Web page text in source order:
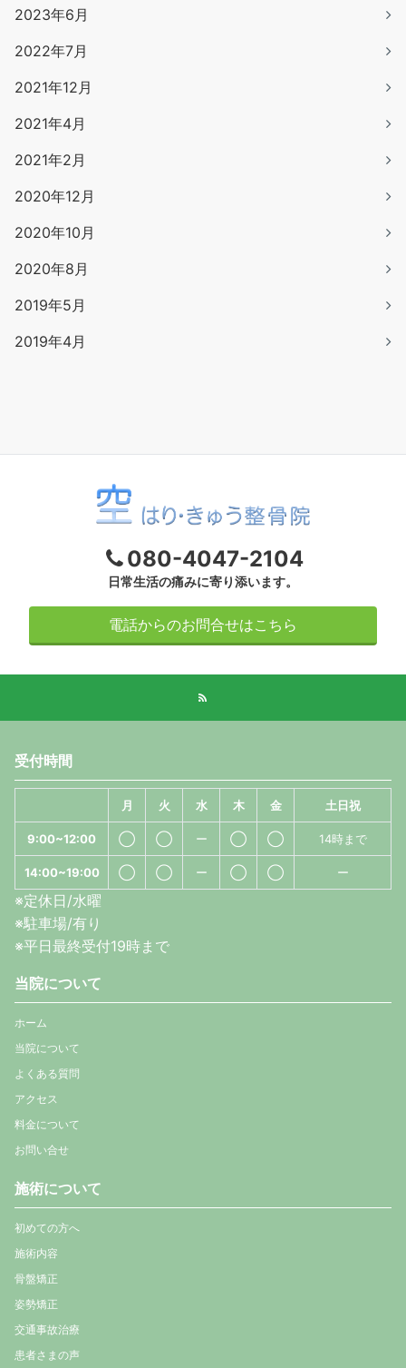
2023年6月
2022年7月
2021年12月
2021年4月
2021年2月
2020年12月
2020年10月
2020年8月
2019年5月
2019年4月
080-4047-2104
日常生活の痛みに寄り添います。
電話からのお問合せはこちら
受付時間
月 火 水 木 金 土日祝
9:00~12:00 ◯ ◯ ー ◯ ◯ 14時まで
14:00~19:00 ◯ ◯ ー ◯ ◯ ー
※定休日/水曜
※駐車場/有り
※平日最終受付19時まで
当院について
ホーム
当院について
よくある質問
アクセス
料金について
お問い合せ
施術について
初めての方へ
施術内容
骨盤矯正
姿勢矯正
交通事故治療
患者さまの声